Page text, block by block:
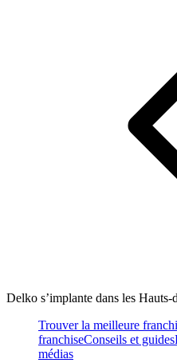
Delko s’implante dans les Hauts-
Trouver la meilleure
franchiseConseils et guides
médias